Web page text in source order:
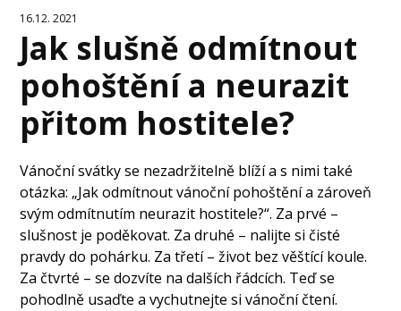
16.12. 2021
Jak slušně odmítnout
pohoštění a neurazit
přitom hostitele?
Vánoční svátky se nezadržitelně blíží a s nimi také
otázka: „Jak odmítnout vánoční pohoštění a zároveň
svým odmítnutím neurazit hostitele?“. Za prvé –
slušnost je poděkovat. Za druhé – nalijte si čisté
pravdy do pohárku. Za třetí – život bez věštící koule.
Za čtvrté – se dozvíte na dalších řádcích. Teď se
pohodlně usaďte a vychutnejte si vánoční čtení.